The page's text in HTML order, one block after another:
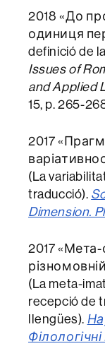
2018 «До
одиниця
definició de
Issues of
and Applied
15, p. 265-
2017
(La
traducció).
Dimension.
2017
(La meta-
recepció de
llengües).